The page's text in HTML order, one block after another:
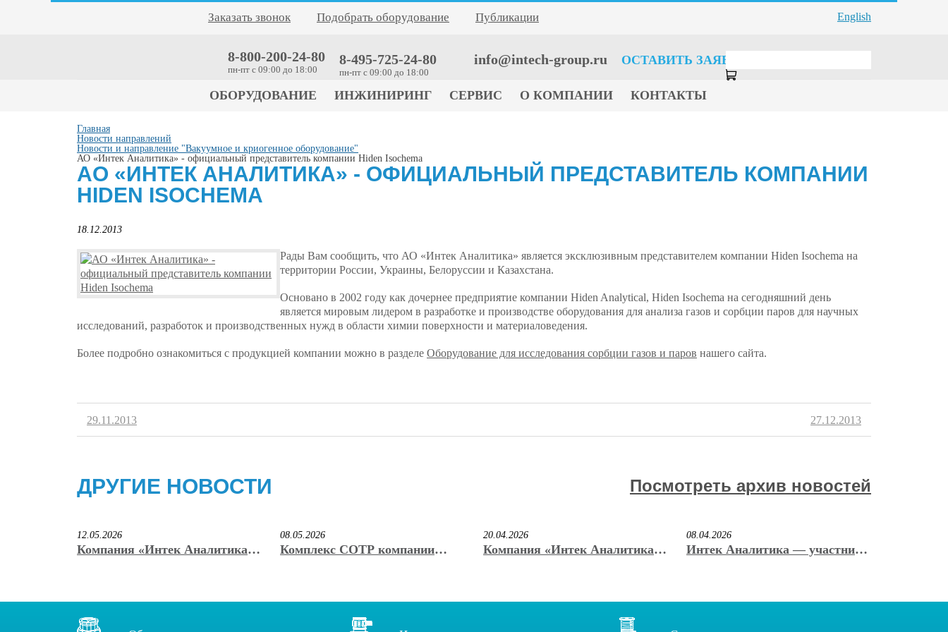
English
Заказать звонок Подобрать оборудование Публикации
8-800-200-24-80
пн-пт c 09:00 до 18:00
8-495-725-24-80
пн-пт c 09:00 до 18:00
info@intech-group.ru ОСТАВИТЬ ЗАЯВКУ
ОБОРУДОВАНИЕ ИНЖИНИРИНГ СЕРВИС О КОМПАНИИ КОНТАКТЫ
Главная
Новости направлений
Новости и направление "Вакуумное и криогенное оборудование"
АО «Интек Аналитика» - официальный представитель компании Hiden Isochema
АО «ИНТЕК АНАЛИТИКА» - ОФИЦИАЛЬНЫЙ ПРЕДСТАВИТЕЛЬ КОМПАНИИ
HIDEN ISOCHEMA
18.12.2013
Рады Вам сообщить, что АО «Интек Аналитика» является эксклюзивным представителем компании Hiden Isochema на
территории России, Украины, Белоруссии и Казахстана.
Основано в 2002 году как дочернее предприятие компании Hiden Analytical, Hiden Isochema на сегодняшний день
является мировым лидером в разработке и производстве оборудования для анализа газов и сорбции паров для научных
исследований, разработок и производственных нужд в области химии поверхности и материаловедения.
Более подробно ознакомиться с продукцией компании можно в разделе Оборудование для исследования сорбции газов и паров нашего сайта.
29.11.2013 27.12.2013
ДРУГИЕ НОВОСТИ Посмотреть архив новостей
12.05.2026
Компания «Интек Аналитика»
08.05.2026
Комплекс СОТР компании
на выставке VacuumCryoTech
20.04.2026
Компания «Интек Аналитика»
08.04.2026
Интек Аналитика — участник